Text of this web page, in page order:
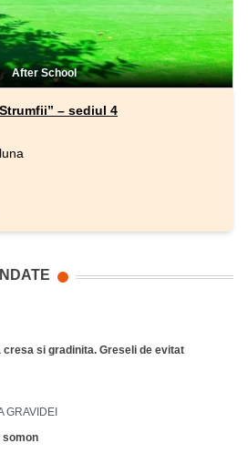
After School
– sediul 4
cresa si gradinita. Greseli de evitat
GRAVIDEI
somon